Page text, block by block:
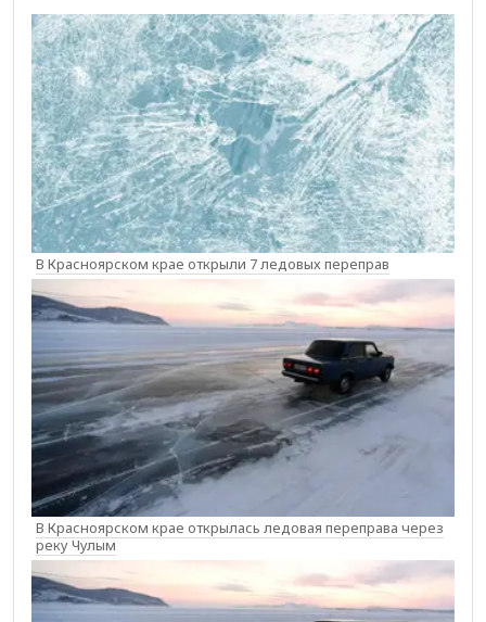
В Красноярском крае открыли 7 ледовых переправ
В Красноярском крае открылась ледовая переправа через
реку Чулым